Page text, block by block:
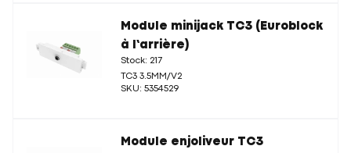
Module minijack TC3 (Euroblock
à l’arrière)
Stock: 217
TC3 3.5MM/V2
SKU: 5354529
Module enjoliveur TC3